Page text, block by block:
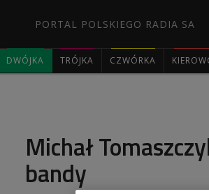
PORTAL POLSKIEGO RADIA SA
DWÓJKA TRÓJKA CZWÓRKA
Michał
bandy